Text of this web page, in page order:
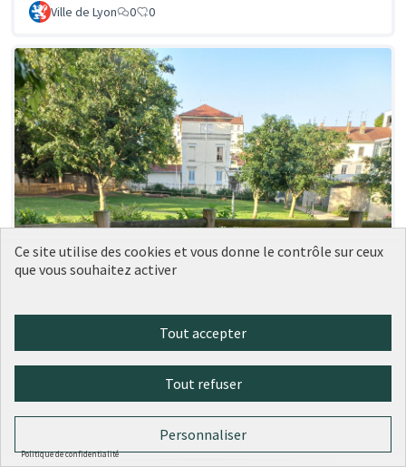
Ville de Lyon 0 0
Ce site utilise des cookies et vous donne le contrôle sur ceux
que vous souhaitez activer
Tout accepter
Tout refuser
Personnaliser
Politique de confidentialité